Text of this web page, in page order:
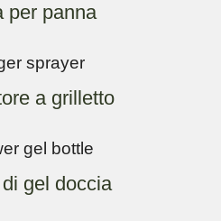
per panna
a grilletto
gel doccia